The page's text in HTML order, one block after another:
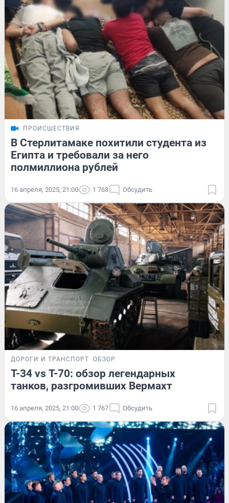
ПРОИСШЕСТВИЯ
В Стерлитамаке похитили студента из
Египта и требовали за него
полмиллиона рублей
16 апреля, 2025, 21:00 1 768 Обсудить
ДОРОГИ И ТРАНСПОРТ ОБЗОР
Т-34 vs Т-70: обзор легендарных
танков, разгромивших Вермахт
16 апреля, 2025, 21:00 1 767 Обсудить